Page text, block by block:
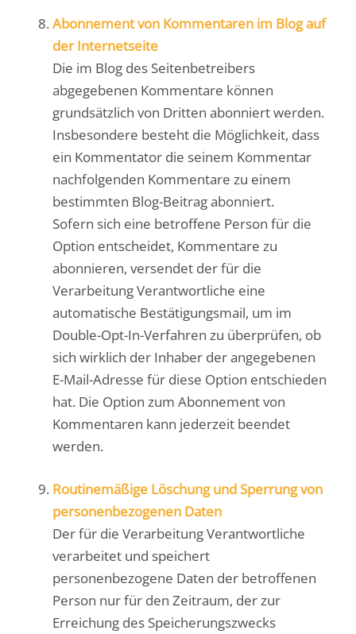
Abonnement von Kommentaren im Blog auf
der Internetseite
Die im Blog des Seitenbetreibers
abgegebenen Kommentare können
grundsätzlich von Dritten abonniert werden.
Insbesondere besteht die Möglichkeit, dass
ein Kommentator die seinem Kommentar
nachfolgenden Kommentare zu einem
bestimmten Blog-Beitrag abonniert.
Sofern sich eine betroffene Person für die
Option entscheidet, Kommentare zu
abonnieren, versendet der für die
Verarbeitung Verantwortliche eine
automatische Bestätigungsmail, um im
Double-Opt-In-Verfahren zu überprüfen, ob
sich wirklich der Inhaber der angegebenen
E-Mail-Adresse für diese Option entschieden
hat. Die Option zum Abonnement von
Kommentaren kann jederzeit beendet
werden.
Routinemäßige Löschung und Sperrung von
personenbezogenen Daten
Der für die Verarbeitung Verantwortliche
verarbeitet und speichert
personenbezogene Daten der betroffenen
Person nur für den Zeitraum, der zur
Erreichung des Speicherungszwecks